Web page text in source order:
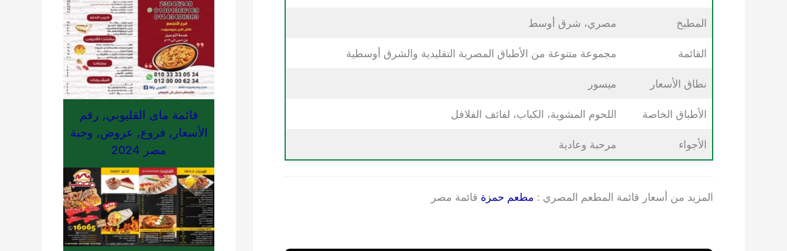
المطبخ مصري، شرق أوسط
القائمة مجموعة متنوعة من الأطباق المصرية التقليدية والشرق أوسطية
نطاق الأسعار ميسور
الأطباق الخاصة اللحوم المشوية، الكباب، لفائف الفلافل
الأجواء مرحبة وعادية
المزيد من أسعار قائمة المطعم المصري : مطعم حمزة قائمة مصر
قائمة ماى القليوبي, رقم
الأسعار, فروع, عروض, وجبة
مصر 2024